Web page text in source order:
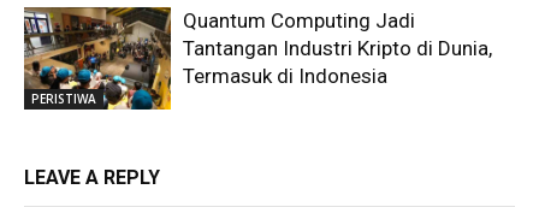
PERISTIWA
Quantum Computing Jadi
Tantangan Industri Kripto di Dunia,
Termasuk di Indonesia
LEAVE A REPLY